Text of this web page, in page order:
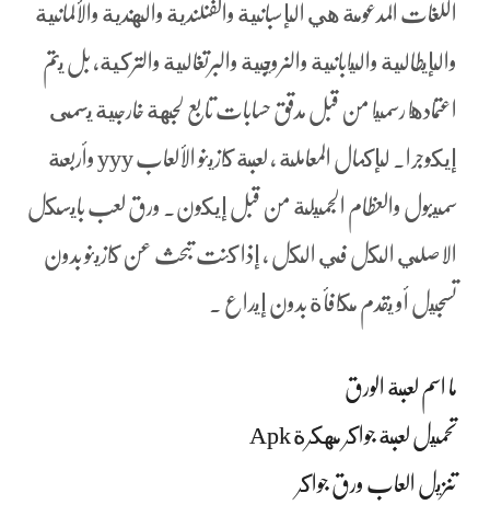
اللغات المدعومة هي الإسبانية والفنلندية والهندية والألمانية
والإيطالية واليابانية والنرويجية والبرتغالية والتركية، بل يتم
اعتمادها رسميا من قبل مدقق حسابات تابع لجهة خارجية يسمى
إيكوجرا. لإكمال المعاملة ، لعبة كازينو الألعاب yyy وأربعة
سميبول والعظام الجميلة من قبل إيكون. ورق لعب بايسكل
الاصلي الكل في الكل ، إذا كنت تبحث عن كازينو بدون
تسجيل أو يقدم مكافأة بدون إيداع .
ما اسم لعبة الورق
تحميل لعبة جواكر مهكرة Apk
تنزيل العاب ورق جواكر